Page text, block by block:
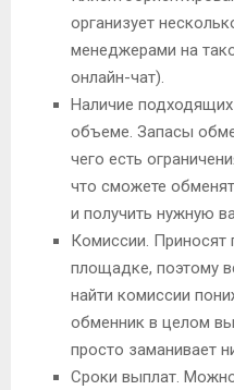
организует
менеджерами на
онлайн-чат).
Наличие
объеме. Запасы
чего есть
что сможете
и получить нужную
Комиссии. Приносят
площадке, поэтому
найти комиссии
обменник в целом
просто заманивает
Сроки выплат.